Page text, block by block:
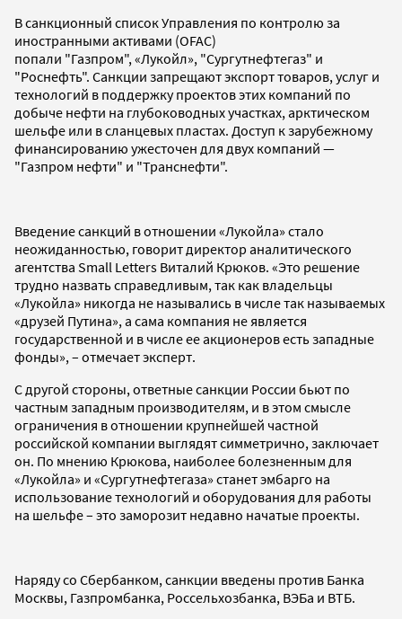
В санкционный список Управления по контролю за
иностранными активами (OFAC)
попали "Газпром", «Лукойл», "Сургутнефтегаз" и
"Роснефть". Санкции запрещают экспорт товаров, услуг и
технологий в поддержку проектов этих компаний по
добыче нефти на глубоководных участках, арктическом
шельфе или в сланцевых пластах. Доступ к зарубежному
финансированию ужесточен для двух компаний —
"Газпром нефти" и "Транснефти".
Введение санкций в отношении «Лукойла» стало
неожиданностью, говорит директор аналитического
агентства Small Letters Виталий Крюков. «Это решение
трудно назвать справедливым, так как владельцы
«Лукойла» никогда не назывались в числе так называемых
«друзей Путина», а сама компания не является
государственной и в числе ее акционеров есть западные
фонды», – отмечает эксперт.
С другой стороны, ответные санкции России бьют по
частным западным производителям, и в этом смысле
ограничения в отношении крупнейшей частной
российской компании выглядят симметрично, заключает
он. По мнению Крюкова, наиболее болезненным для
«Лукойла» и «Сургутнефтегаза» станет эмбарго на
использование технологий и оборудования для работы
на шельфе – это заморозит недавно начатые проекты.
Наряду со Сбербанком, санкции введены против Банка
Москвы, Газпромбанка, Россельхозбанка, ВЭБа и ВТБ.